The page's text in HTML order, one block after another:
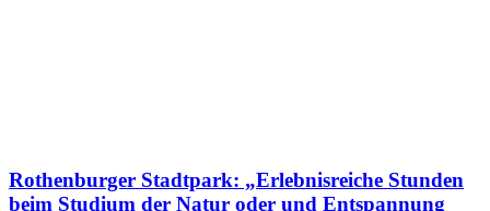
Rothenburger Stadtpark: „Erlebnisreiche Stunden
beim Studium der Natur oder und Entspannung